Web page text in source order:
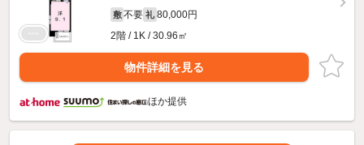
敷 不要 礼 80,000円
2階 / 1K / 30.96㎡
物件詳細を見る
ほか提供